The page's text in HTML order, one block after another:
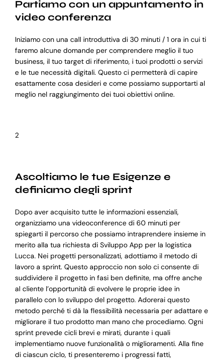
Partiamo con un appuntamento in
video conferenza
Iniziamo con una call introduttiva di 30 minuti / 1 ora in cui ti
faremo alcune domande per comprendere meglio il tuo
business, il tuo target di riferimento, i tuoi prodotti o servizi
e le tue necessità digitali. Questo ci permetterà di capire
esattamente cosa desideri e come possiamo supportarti al
meglio nel raggiungimento dei tuoi obiettivi online.
2
Ascoltiamo le tue Esigenze e
definiamo degli sprint
Dopo aver acquisito tutte le informazioni essenziali,
organizziamo una videoconference di 60 minuti per
spiegarti il percorso che possiamo intraprendere insieme in
merito alla tua richiesta di Sviluppo App per la logistica
Lucca. Nei progetti personalizzati, adottiamo il metodo di
lavoro a sprint. Questo approccio non solo ci consente di
suddividere il progetto in fasi ben definite, ma offre anche
al cliente l’opportunità di evolvere le proprie idee in
parallelo con lo sviluppo del progetto. Adorerai questo
metodo perché ti dà la flessibilità necessaria per adattare e
migliorare il tuo prodotto man mano che procediamo. Ogni
sprint prevede cicli brevi e mirati, durante i quali
implementiamo nuove funzionalità o miglioramenti. Alla fine
di ciascun ciclo, ti presenteremo i progressi fatti,